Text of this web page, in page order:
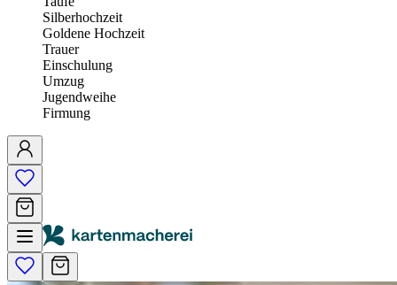
Silberhochzeit
Goldene Hochzeit
Trauer
Einschulung
Umzug
Jugendweihe
Firmung